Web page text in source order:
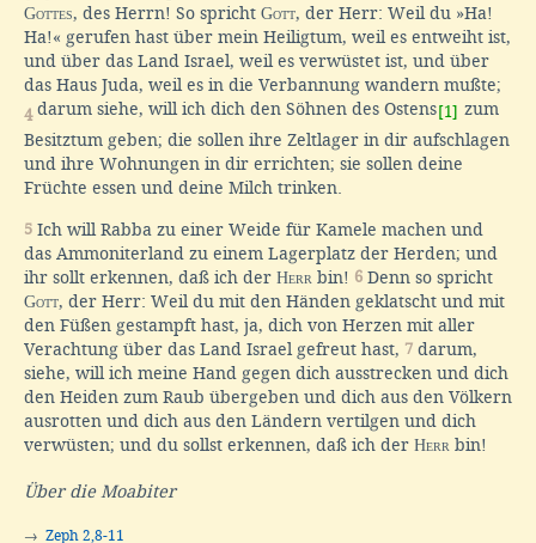
Gottes, des Herrn! So spricht Gott, der Herr: Weil du »Ha!
Ha!« gerufen hast über mein Heiligtum, weil es entweiht ist,
und über das Land Israel, weil es verwüstet ist, und über
das Haus Juda, weil es in die Verbannung wandern mußte;
4 darum siehe, will ich dich den Söhnen des Ostens[1] zum
Besitztum geben; die sollen ihre Zeltlager in dir aufschlagen
und ihre Wohnungen in dir errichten; sie sollen deine
Früchte essen und deine Milch trinken.
5 Ich will Rabba zu einer Weide für Kamele machen und
das Ammoniterland zu einem Lagerplatz der Herden; und
ihr sollt erkennen, daß ich der Herr bin! 6 Denn so spricht
Gott, der Herr: Weil du mit den Händen geklatscht und mit
den Füßen gestampft hast, ja, dich von Herzen mit aller
Verachtung über das Land Israel gefreut hast, 7 darum,
siehe, will ich meine Hand gegen dich ausstrecken und dich
den Heiden zum Raub übergeben und dich aus den Völkern
ausrotten und dich aus den Ländern vertilgen und dich
verwüsten; und du sollst erkennen, daß ich der Herr bin!
Über die Moabiter
→ Zeph 2,8-11